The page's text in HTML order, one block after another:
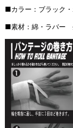
■カラー：ブラック
■素材：綿・ラバー